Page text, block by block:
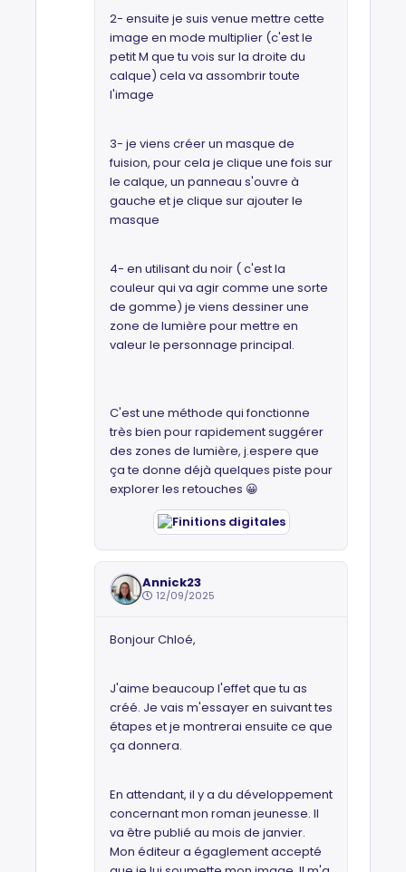
2- ensuite je suis venue mettre cette
image en mode multiplier (c'est le
petit M que tu vois sur la droite du
calque) cela va assombrir toute
l'image
3- je viens créer un masque de
fuision, pour cela je clique une fois sur
le calque, un panneau s'ouvre à
gauche et je clique sur ajouter le
masque
4- en utilisant du noir ( c'est la
couleur qui va agir comme une sorte
de gomme) je viens dessiner une
zone de lumière pour mettre en
valeur le personnage principal.
C'est une méthode qui fonctionne
très bien pour rapidement suggérer
des zones de lumière, j.espere que
ça te donne déjà quelques piste pour
explorer les retouches 😀
Annick23
12/09/2025
Bonjour Chloé,
J'aime beaucoup l'effet que tu as
créé. Je vais m'essayer en suivant tes
étapes et je montrerai ensuite ce que
ça donnera.
En attendant, il y a du développement
concernant mon roman jeunesse. Il
va être publié au mois de janvier.
Mon éditeur a égaglement accepté